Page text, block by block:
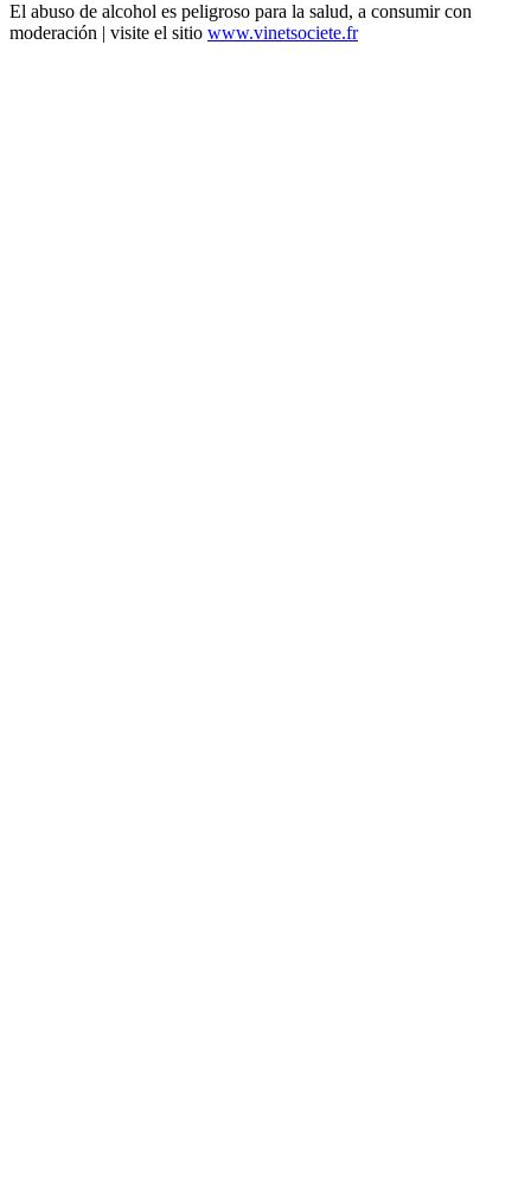
El abuso de alcohol es peligroso para la salud, a consumir con
moderación | visite el sitio www.vinetsociete.fr